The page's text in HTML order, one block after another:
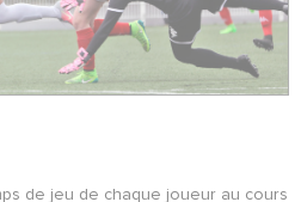
de jeu de chaque joueur au cours